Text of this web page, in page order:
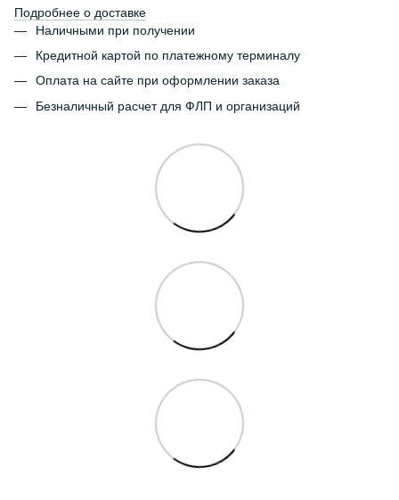
Подробнее о доставке
Наличными при получении
Кредитной картой по платежному терминалу
Оплата на сайте при оформлении заказа
Безналичный расчет для ФЛП и организаций